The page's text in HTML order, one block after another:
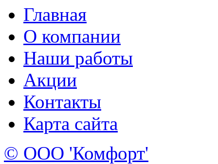
Главная
О компании
Наши работы
Акции
Контакты
Карта сайта
© ООО 'Комфорт'